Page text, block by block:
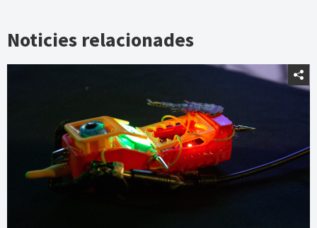
Noticies relacionades